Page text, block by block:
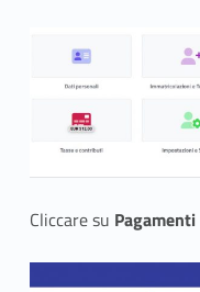
Cliccare su Pagamenti